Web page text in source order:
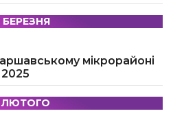
БЕРЕЗНЯ
мікрорайоні
ЛЮТОГО